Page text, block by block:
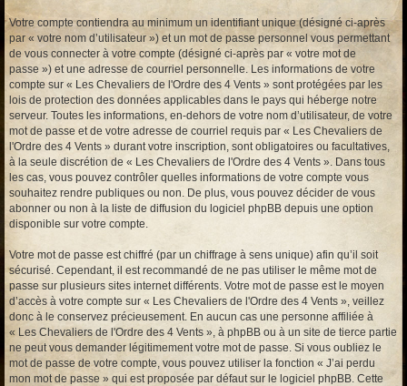
Votre compte contiendra au minimum un identifiant unique (désigné ci-après
par « votre nom d’utilisateur ») et un mot de passe personnel vous permettant
de vous connecter à votre compte (désigné ci-après par « votre mot de
passe ») et une adresse de courriel personnelle. Les informations de votre
compte sur « Les Chevaliers de l'Ordre des 4 Vents » sont protégées par les
lois de protection des données applicables dans le pays qui héberge notre
serveur. Toutes les informations, en-dehors de votre nom d’utilisateur, de votre
mot de passe et de votre adresse de courriel requis par « Les Chevaliers de
l'Ordre des 4 Vents » durant votre inscription, sont obligatoires ou facultatives,
à la seule discrétion de « Les Chevaliers de l'Ordre des 4 Vents ». Dans tous
les cas, vous pouvez contrôler quelles informations de votre compte vous
souhaitez rendre publiques ou non. De plus, vous pouvez décider de vous
abonner ou non à la liste de diffusion du logiciel phpBB depuis une option
disponible sur votre compte.
Votre mot de passe est chiffré (par un chiffrage à sens unique) afin qu’il soit
sécurisé. Cependant, il est recommandé de ne pas utiliser le même mot de
passe sur plusieurs sites internet différents. Votre mot de passe est le moyen
d’accès à votre compte sur « Les Chevaliers de l'Ordre des 4 Vents », veillez
donc à le conservez précieusement. En aucun cas une personne affiliée à
« Les Chevaliers de l'Ordre des 4 Vents », à phpBB ou à un site de tierce partie
ne peut vous demander légitimement votre mot de passe. Si vous oubliez le
mot de passe de votre compte, vous pouvez utiliser la fonction « J’ai perdu
mon mot de passe » qui est proposée par défaut sur le logiciel phpBB. Cette